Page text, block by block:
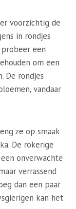
voorzichtig de
in rondjes
een
om een
De rondjes
vandaar
ze op smaak
De rokerige
onverwachte
verrassend
dan een paar
kan het